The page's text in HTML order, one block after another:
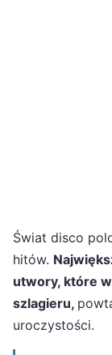
Świat disco
hitów.
utwory, które
szlagieru,
uroczystości.